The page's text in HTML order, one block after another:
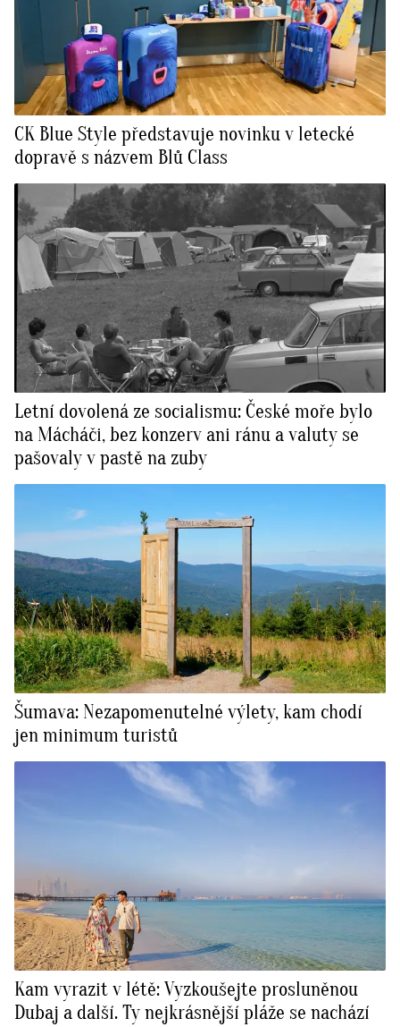
CK Blue Style představuje novinku v letecké
dopravě s názvem Blů Class
Letní dovolená ze socialismu: České moře bylo
na Mácháči, bez konzerv ani ránu a valuty se
pašovaly v pastě na zuby
Šumava: Nezapomenutelné výlety, kam chodí
jen minimum turistů
Kam vyrazit v létě: Vyzkoušejte prosluněnou
Dubaj a další. Ty nejkrásnější pláže se nachází